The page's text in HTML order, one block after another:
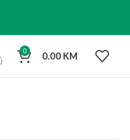
0 0.00 KM